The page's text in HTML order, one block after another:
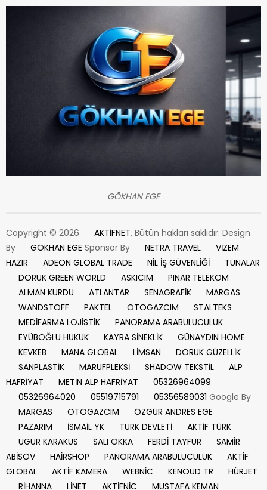
GÖKHAN EGE
Copyright © 2026 AKTİFNET, Bütün hakları saklıdır. Design
By
GÖKHAN EGE Sponsor By NETRA TRAVEL
VİZEM
HAZIR
ADEON GLOBAL TRADE NİL İŞ GÜVENLİĞİ
TUNALAR
DORUK GREEN WORLD
ASKICIM
PINAR TELEKOM
ALMAN KURDU
ATLANTAR SENAGRAFİK
MARGAS
WANDSTOFF
PAKTEL OTOGAZCIM
STALTEKS
MEDİFARMA LOJİSTİK
PANORAMA ARABULUCULUK
EYÜBOĞLU HUKUK
KAYRA SİNEKLİK
GÜNAYDIN HOME
KEVKEB
MANA GLOBAL LİMSAN
DORUK GÜZELLİK
SANPLASTİK
MARUFPLEKSİ SHADOW TEKSTİL
ALP
HAFRİYAT
METİN ALP HAFRİYAT
05326964099
05326964020
05519715791 05356589031 Google By
MARGAS
OTOGAZCIM
ÖZGÜR ANDRES EGE
PAZARIM
İSMAİL YK TURK DEVLETİ
AKTİF TÜRK
UGUR KARAKUS
SALI OKKA FERDİ TAYFUR
SAMİR
ABİSOV
HAİRSHOP PANORAMA ARABULUCULUK
AKTİF
GLOBAL
AKTİF KAMERA WEBNİC KENOUD TR
HÜRJET
RİHANNA
LİNET AKTİFNİC
MUSTAFA KEMAN